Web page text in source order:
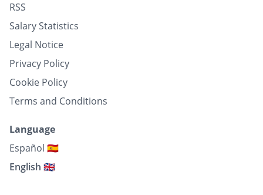
RSS
Salary Statistics
Legal Notice
Privacy Policy
Cookie Policy
Terms and Conditions
Language
Español 🇪🇸
English 🇬🇧